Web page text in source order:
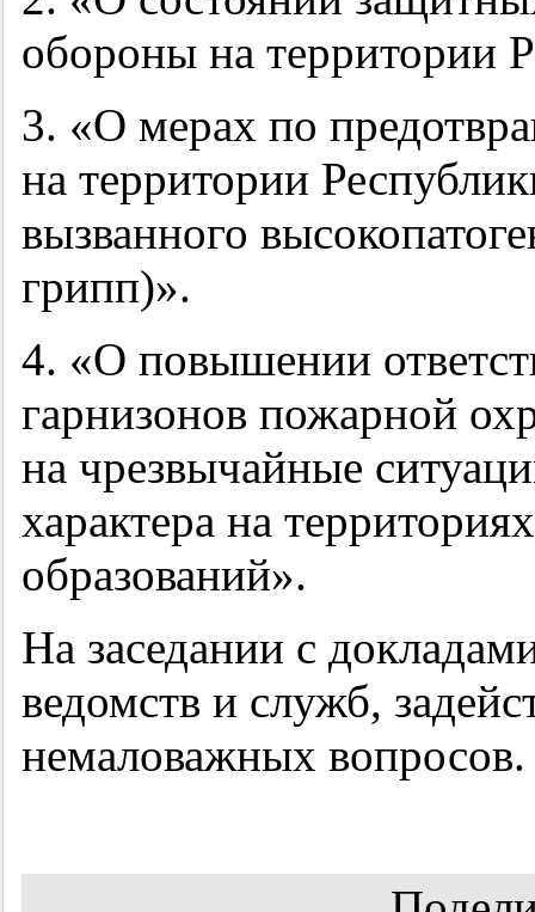
обороны на территории
3. «О мерах по
на территории
вызванного
грипп)».
4. «О повышении
гарнизонов пожарной
на чрезвычайные
характера на
образований».
На заседании с
ведомств и служб,
немаловажных вопросов.